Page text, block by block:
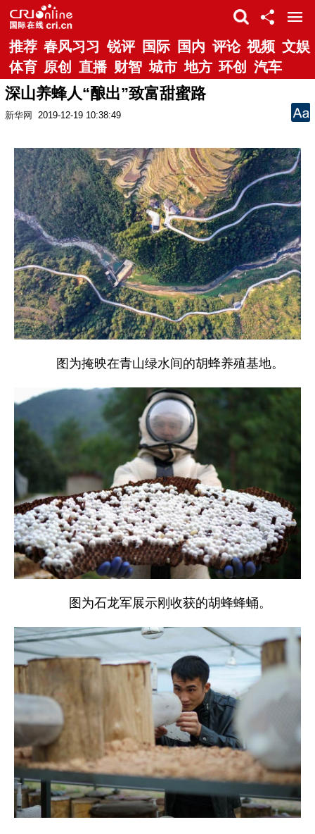
推荐 春风习习 锐评 国际 国内 评论 视频 文娱
体育 原创 直播 财智 城市 地方 环创 汽车
深山养蜂人“酿出”致富甜蜜路
新华网 2019-12-19 10:38:49
图为掩映在青山绿水间的胡蜂养殖基地。
图为石龙军展示刚收获的胡蜂蜂蛹。